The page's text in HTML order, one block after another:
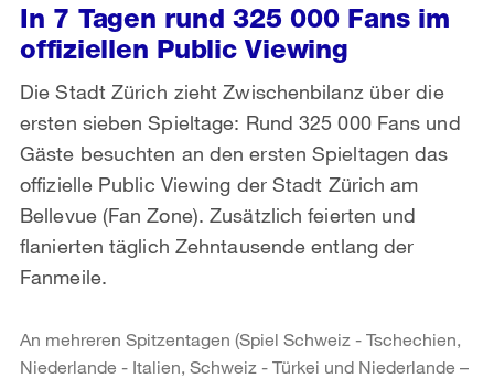
In 7 Tagen rund 325 000 Fans im
offiziellen Public Viewing
Die Stadt Zürich zieht Zwischenbilanz über die
ersten sieben Spieltage: Rund 325 000 Fans und
Gäste besuchten an den ersten Spieltagen das
offizielle Public Viewing der Stadt Zürich am
Bellevue (Fan Zone). Zusätzlich feierten und
flanierten täglich Zehntausende entlang der
Fanmeile.
An mehreren Spitzentagen (Spiel Schweiz - Tschechien,
Niederlande - Italien, Schweiz - Türkei und Niederlande –